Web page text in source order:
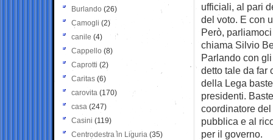
ufficiali, al pari
del voto. E con
Però,
chiama Silvio
Parlando con
detto tale da far
della Lega
presidenti.
coordinatore
pubblica e al
per il governo.
Burlando (26)
Camogli (2)
canile (4)
Cappello (8)
Caprotti (2)
Caritas (6)
carovita (170)
casa (247)
Casini (119)
Centrodestra in Liguria (35)